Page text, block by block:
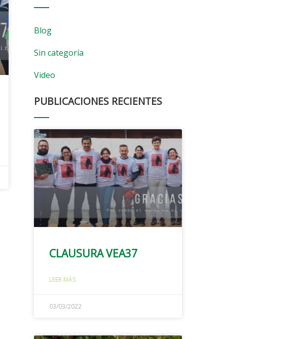
Blog
Sin categoría
Video
PUBLICACIONES RECIENTES
CLAUSURA VEA37
LEER MÁS
03/03/2022